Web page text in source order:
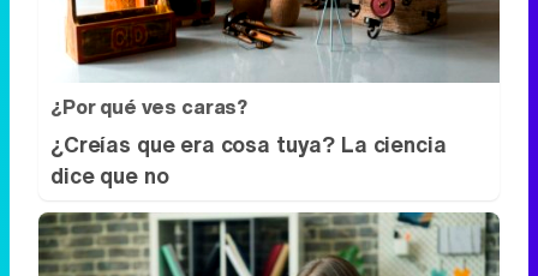
¿Por qué ves caras?
¿Creías que era cosa tuya? La ciencia
dice que no